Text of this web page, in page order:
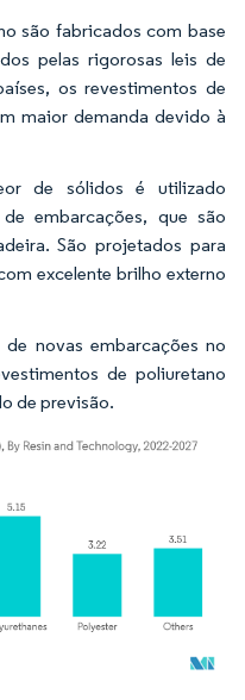
são fabricados com base
pelas rigorosas leis de
os revestimentos de
maior demanda devido à
de sólidos é utilizado
embarcações, que são
São projetados para
excelente brilho externo
novas embarcações no
de poliuretano
de previsão.